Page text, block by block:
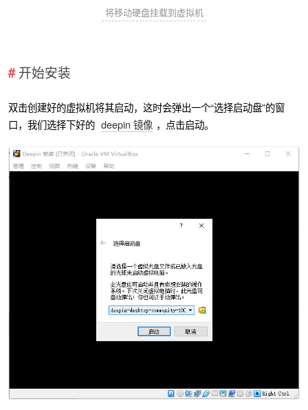
将移动硬盘挂载到虚拟机
开始安装
双击创建好的虚拟机将其启动，这时会弹出一个“选择启动盘”的窗
口，我们选择下好的 deepin 镜像 ，点击启动。